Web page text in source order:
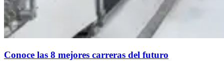
Conoce las 8 mejores carreras del futuro